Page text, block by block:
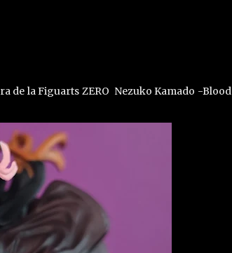
de la Figuarts ZERO Nezuko Kamado -Blood